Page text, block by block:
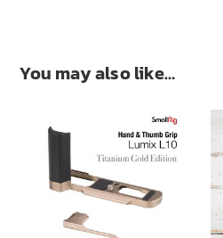
You may also like…